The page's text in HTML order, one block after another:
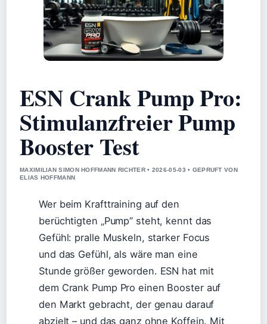
ESN Crank Pump Pro:
Stimulanzfreier Pump
Booster Test
MAXIMILIAN SIMON HOFFMANN RICHTER • 2026-05-03 • GEPRUFT VON
ELIAS HOFFMANN
Wer beim Krafttraining auf den
berüchtigten „Pump” steht, kennt das
Gefühl: pralle Muskeln, starker Focus
und das Gefühl, als wäre man eine
Stunde größer geworden. ESN hat mit
dem Crank Pump Pro einen Booster auf
den Markt gebracht, der genau darauf
abzielt – und das ganz ohne Koffein. Mit